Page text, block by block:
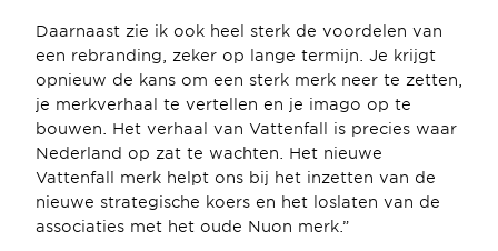
Daarnaast zie ik ook heel sterk de voordelen van
een rebranding, zeker op lange termijn. Je krijgt
opnieuw de kans om een sterk merk neer te zetten,
je merkverhaal te vertellen en je imago op te
bouwen. Het verhaal van Vattenfall is precies waar
Nederland op zat te wachten. Het nieuwe
Vattenfall merk helpt ons bij het inzetten van de
nieuwe strategische koers en het loslaten van de
associaties met het oude Nuon merk.”